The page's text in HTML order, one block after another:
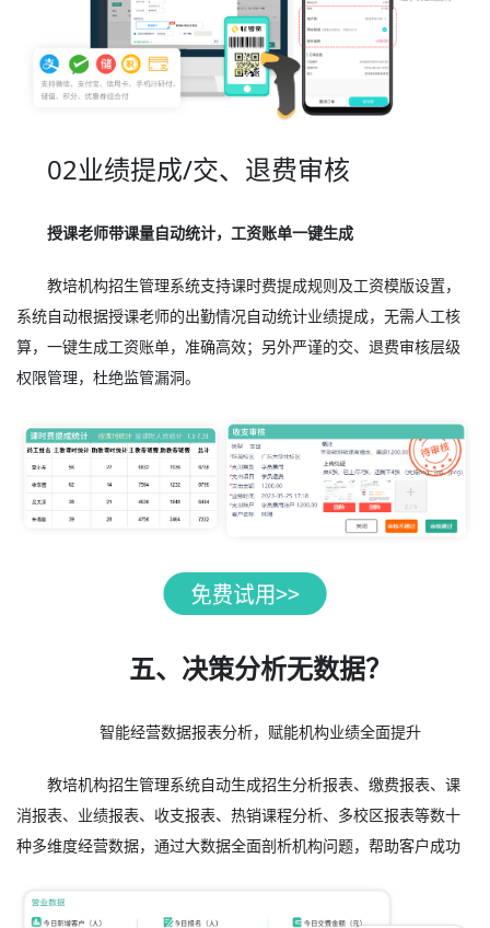
02业绩提成/交、退费审核
授课老师带课量自动统计，工资账单一键生成
教培机构招生管理系统支持课时费提成规则及工资模版设置，
系统自动根据授课老师的出勤情况自动统计业绩提成，无需人工核
算，一键生成工资账单，准确高效；另外严谨的交、退费审核层级
权限管理，杜绝监管漏洞。
五、决策分析无数据？
智能经营数据报表分析，赋能机构业绩全面提升
教培机构招生管理系统自动生成招生分析报表、缴费报表、课
消报表、业绩报表、收支报表、热销课程分析、多校区报表等数十
种多维度经营数据，通过大数据全面剖析机构问题，帮助客户成功